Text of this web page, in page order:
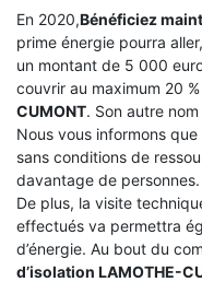
En 2020,Bénéficiez
prime énergie pourra
un montant de 5 000
couvrir au maximum 20
CUMONT. Son autre
Nous vous informons que
sans conditions de
davantage de personnes.
De plus, la visite
effectués va permettra
d’énergie. Au bout du
d’isolation LAMOTHE-